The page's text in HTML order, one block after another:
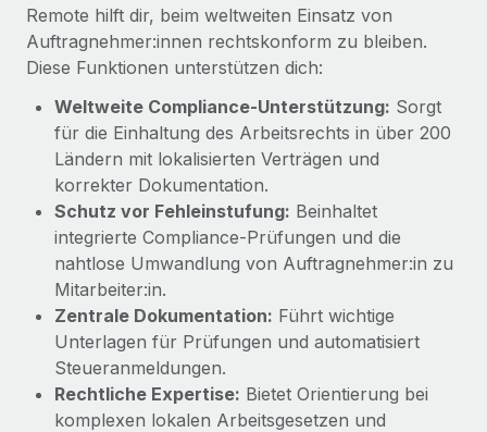
Gründung von Niederlassungen
Schnelle, rechtssichere Gründung von
Mobilität und Relocation
Mühelose Relocation von Mitarbeiter:innen
Benefits
Mühelose Verwaltung von Benefits
Revolution des Enterprise Contractor
Managements – die Erfolgsgeschichte einer
globalen Content-Agentur mit Remote
Auf einen Blick Erfahre mehr über die unglaubliche
Transformation einer weltweit erfolgreichen...
Mehr erfahren
Contractor Management
Steuern
Den Blog erkunden
Neues zu Remote-Produkten: Integration mit
Gusto und Zero und Contractor Management
Plus
Auch im neuen Jahr wollen wir bei Remote Unternehmen
aller Größen dabei unterstützen, die beste...
Mehr erfahren
Remote hilft dir, beim weltweiten Einsatz von
Auftragnehmer:innen rechtskonform zu bleiben.
Diese Funktionen unterstützen dich:
Weltweite Compliance-Unterstützung: Sorgt
für die Einhaltung des Arbeitsrechts in über 200
Ländern mit lokalisierten Verträgen und
korrekter Dokumentation.
Schutz vor Fehleinstufung: Beinhaltet
integrierte Compliance‑Prüfungen und die
nahtlose Umwandlung von Auftragnehmer:in zu
Mitarbeiter:in.
Zentrale Dokumentation: Führt wichtige
Unterlagen für Prüfungen und automatisiert
Steueranmeldungen.
Rechtliche Expertise: Bietet Orientierung bei
komplexen lokalen Arbeitsgesetzen und